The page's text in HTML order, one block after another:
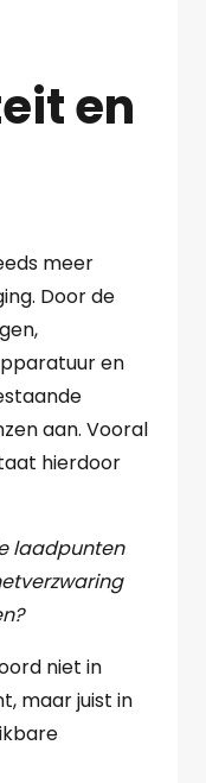
en
meer
Door de
en
aan. Vooral
hierdoor
laadpunten
niet in
maar juist in